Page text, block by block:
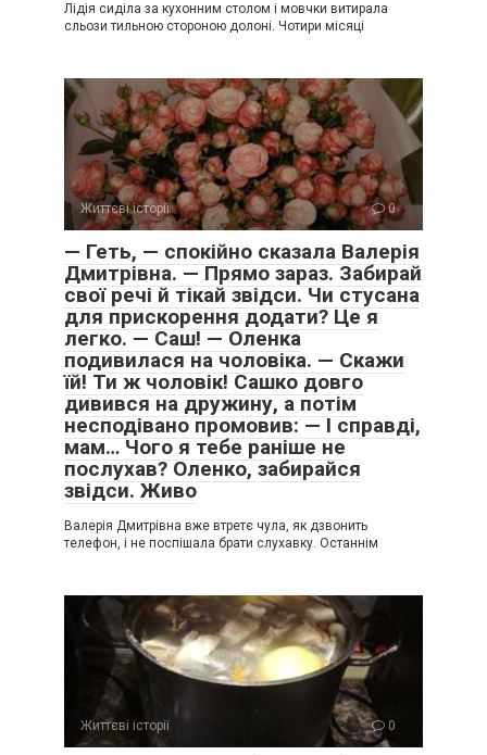
Лідія сиділа за кухонним столом і мовчки витирала
сльози тильною стороною долоні. Чотири місяці
Життєві історії 0
— Геть, — спокійно сказала Валерія
Дмитрівна. — Прямо зараз. Забирай
свої речі й тікай звідси. Чи стусана
для прискорення додати? Це я
легко. — Саш! — Оленка
подивилася на чоловіка. — Скажи
їй! Ти ж чоловік! Сашко довго
дивився на дружину, а потім
несподівано промовив: — І справді,
мам… Чого я тебе раніше не
послухав? Оленко, забирайся
звідси. Живо
Валерія Дмитрівна вже втретє чула, як дзвонить
телефон, і не поспішала брати слухавку. Останнім
Життєві історії 0